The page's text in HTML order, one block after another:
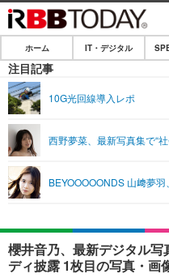
ホーム
IT・デジタル
ショッピング
SPEED TEST
エンタメ
エンタメTOP
音楽
ライフ
ライフTOP
ペット
リリース一覧
プッシュ通知の停止方法
ホーム IT・デジタル
注目記事
10G光回線導入レポ
西野夢菜、最新写真集で“
BEYOOOOONDS 山﨑夢
櫻井音乃、最新デジタル
ディ披露 1枚目の写真・画